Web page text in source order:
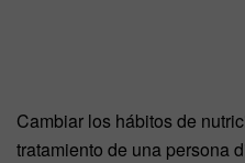
Cambiar los hábitos de
tratamiento de una persona